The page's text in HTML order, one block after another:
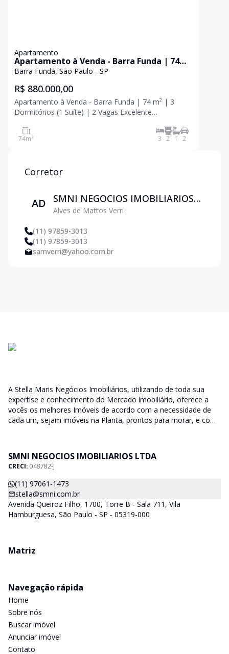
Apartamento
Apartamento à Venda - Barra Funda | 74
m² | 3 Dormitórios (1 Suíte) | 2 Vagas
Barra Funda, São Paulo - SP
R$ 880.000,00
Apartamento à Venda - Barra Funda | 74 m² | 3
Dormitórios (1 Suíte) | 2 Vagas Excelente
e ótima localização! Este belo apartamento conta
com 74 m² muito bem distribuídos, em andar
74m² 3 2 1 2
Corretor
AD
SMNI NEGOCIOS IMOBILIARIOS
LTDA
Alves de Mattos Verri
(11) 97859-3013
(11) 97859-3013
samverri@yahoo.com.br
A Stella Maris Negócios Imobiliários, utilizando de toda sua
expertise e conhecimento do Mercado imobiliário, oferece a
vocês os melhores Imóveis de acordo com a necessidade de
cada um, sejam imóveis na Planta, prontos para morar, e com
nossos clientes. Nossos Corretores (todos Credenciados ao
CRECI-SP) estarão a disposição para lhes mostrar os imóveis
que já temos e, também buscamos Imóveis e regiões que
agradem aos nossos clientes. Procurando Casa, apartamento,
sala comercial, terrenos, galpões dentre outros produtos
imobiliários, é só nos chamar.
SMNI NEGOCIOS IMOBILIARIOS LTDA
CRECI: 048782-J
(11) 97061-1473
stella@smni.com.br
Avenida Queiroz Filho, 1700, Torre B - Sala 711, Vila
Hamburguesa, São Paulo - SP - 05319-000
Matriz
Navegação rápida
Home
Sobre nós
Buscar imóvel
Anunciar imóvel
Contato